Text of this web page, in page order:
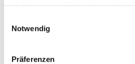
steht in unserer
gelistet.
Notwendig
Präferenzen
Zusatzleistungen